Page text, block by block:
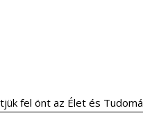
fel önt az Élet és